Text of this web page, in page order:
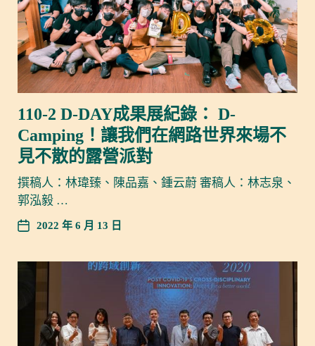
110-2 D-DAY成果展紀錄： D-
Camping！讓我們在網路世界來場不
見不散的露營派對
撰稿人：林瑋臻、陳品嘉、鍾云蔚 審稿人：林志泉、
郭泓毅 …
2022 年 6 月 13 日